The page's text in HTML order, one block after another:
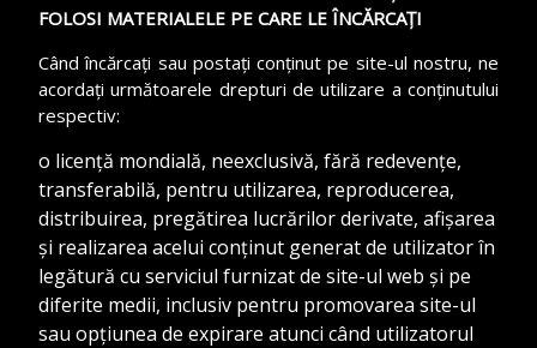
FOLOSI MATERIALELE PE CARE LE ÎNCĂRCAȚI
Când încărcați sau postați conținut pe site-ul nostru, ne
acordați următoarele drepturi de utilizare a conținutului
respectiv:
o licență mondială, neexclusivă, fără redevențe,
transferabilă, pentru utilizarea, reproducerea,
distribuirea, pregătirea lucrărilor derivate, afișarea
și realizarea acelui conținut generat de utilizator în
legătură cu serviciul furnizat de site-ul web și pe
diferite medii, inclusiv pentru promovarea site-ul
sau opțiunea de expirare atunci când utilizatorul